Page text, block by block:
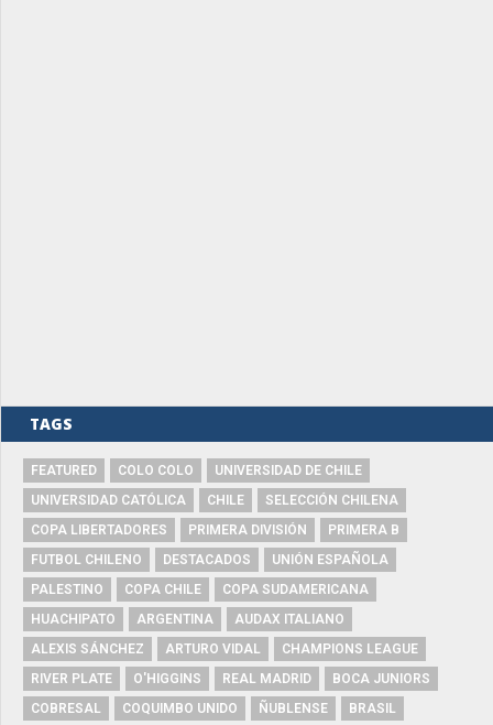
TAGS
FEATURED COLO COLO
UNIVERSIDAD DE CHILE
UNIVERSIDAD CATÓLICA
CHILE
SELECCIÓN CHILENA
COPA LIBERTADORES
PRIMERA DIVISIÓN
PRIMERA B
FUTBOL CHILENO
DESTACADOS
UNIÓN ESPAÑOLA
PALESTINO
COPA CHILE
COPA SUDAMERICANA
HUACHIPATO
ARGENTINA
AUDAX ITALIANO
ALEXIS SÁNCHEZ
ARTURO VIDAL
CHAMPIONS LEAGUE
RIVER PLATE
O'HIGGINS REAL MADRID
BOCA JUNIORS
COBRESAL
COQUIMBO UNIDO ÑUBLENSE
BRASIL